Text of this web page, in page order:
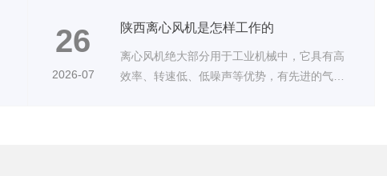
26
2026-07
陕西离心风机是怎样工作的
离心风机绝大部分用于工业机械中，它具有高
效率、转速低、低噪声等优势，有先进的气动